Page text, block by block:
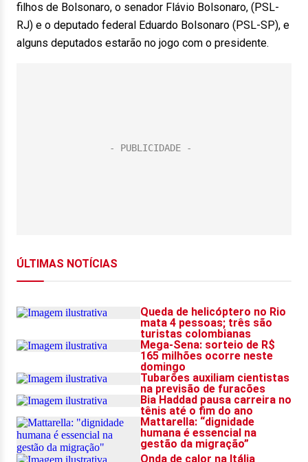
filhos de Bolsonaro, o senador Flávio Bolsonaro, (PSL-
RJ) e o deputado federal Eduardo Bolsonaro (PSL-SP), e
alguns deputados estarão no jogo com o presidente.